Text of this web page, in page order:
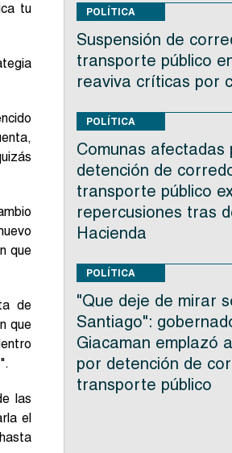
tu
que
de
que
las
el
POLÍTICA
Suspensión de
transporte público
reaviva críticas por
POLÍTICA
Comunas afectadas
detención de
transporte público
repercusiones tras
Hacienda
POLÍTICA
"Que deje de mirar
Santiago":
Giacaman emplazó
por detención de
transporte público